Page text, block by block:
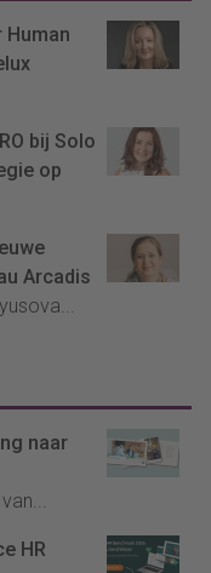
Human
bij Solo
op
Arcadis
naar
HR